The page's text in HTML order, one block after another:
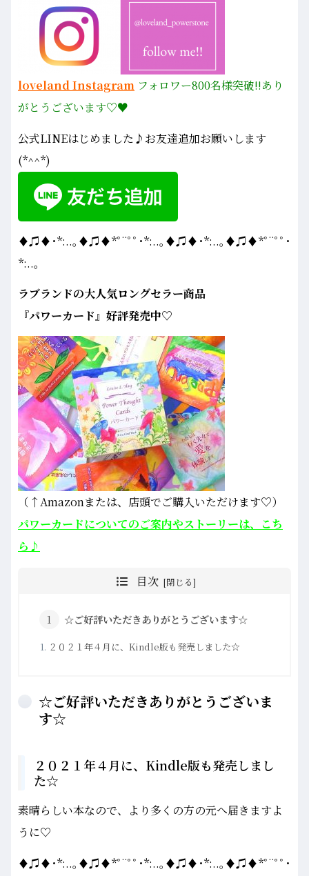
loveland Instagram フォロワー800名様突破!!あり
がとうございます♡♥
公式LINEはじめました♪お友達追加お願いします
(*^^*)
♦♫♦･*:..｡♦♫♦*ﾟ¨ﾟﾟ･*:..｡♦♫♦･*:..｡♦♫♦*ﾟ¨ﾟﾟ･
*:..｡
ラブランドの大人気ロングセラー商品
『パワーカード』好評発売中♡
（↑Amazonまたは、店頭でご購入いただけます♡）
パワーカードについてのご案内やストーリーは、こち
ら♪
目次
☆ご好評いただきありがとうございます☆
２０２１年４月に、Kindle版も発売しました☆
☆ご好評いただきありがとうございま
す☆
２０２１年４月に、Kindle版も発売しまし
た☆
素晴らしい本なので、より多くの方の元へ届きますよ
うに♡
♦♫♦･*:..｡♦♫♦*ﾟ¨ﾟﾟ･*:..｡♦♫♦･*:..｡♦♫♦*ﾟ¨ﾟﾟ･